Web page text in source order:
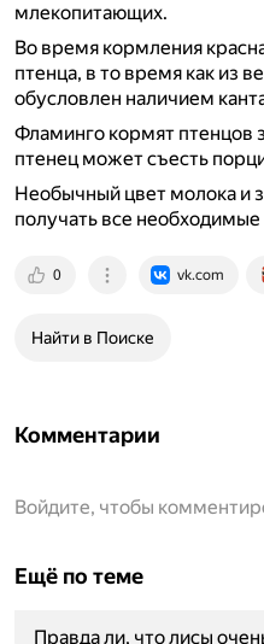
млекопитающих.
Во время кормления
птенца, в то время как из
обусловлен наличием
Фламинго кормят птенцов
птенец может съесть
Необычный цвет молока и
получать все
0 vk.com
Найти в Поиске
Комментарии
Войдите, чтобы
Ещё по теме
Правда ли, что лисы